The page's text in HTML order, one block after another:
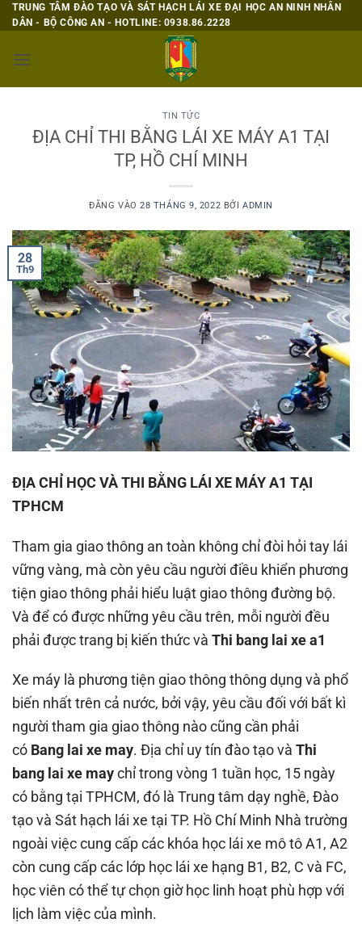
Bỏ
qua
dung
TRUNG TÂM ĐÀO TẠO VÀ SÁT HẠCH LÁI XE ĐẠI HỌC AN NINH NHÂN
DÂN - BỘ CÔNG AN - HOTLINE: 0938.86.2228
TIN TỨC
ĐỊA CHỈ THI BẰNG LÁI XE MÁY A1 TẠI
TP, HỒ CHÍ MINH
ĐĂNG VÀO28 THÁNG 9, 2022 BỞI ADMIN
28
Th9
ĐỊA CHỈ HỌC VÀ THI BẰNG LÁI XE MÁY A1 TẠI
TPHCM
Tham gia giao thông an toàn không chỉ đòi hỏi tay lái
vững vàng, mà còn yêu cầu người điều khiển phương
tiện giao thông phải hiểu luật giao thông đường bộ.
Và để có được những yêu cầu trên, mỗi người đều
phải được trang bị kiến thức và Thi bang lai xe a1
Xe máy là phương tiện giao thông thông dụng và phổ
biến nhất trên cả nước, bởi vậy, yêu cầu đối với bất kì
người tham gia giao thông nào cũng cần phải
có Bang lai xe may. Địa chỉ uy tín đào tạo và Thi
bang lai xe maychỉ trong vòng 1 tuần học, 15 ngày
có bằng tại TPHCM, đó là Trung tâm dạy nghề, Đào
tạo và Sát hạch lái xe tại TP. Hồ Chí Minh Nhà trường
ngoài việc cung cấp các khóa học lái xe mô tô A1, A2
còn cung cấp các lớp học lái xe hạng B1, B2, C và FC,
học viên có thể tự chọn giờ học linh hoạt phù hợp với
lịch làm việc của mình.